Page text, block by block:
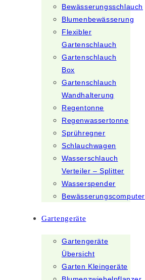
Bewässerungsschlauch
Blumenbewässerung
Flexibler
Gartenschlauch
Gartenschlauch
Box
Gartenschlauch
Wandhalterung
Regentonne
Regenwassertonne
Sprühregner
Schlauchwagen
Wasserschlauch
Verteiler – Splitter
Wasserspender
Bewässerungscomputer
Gartengeräte
Gartengeräte
Übersicht
Garten Kleingeräte